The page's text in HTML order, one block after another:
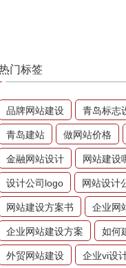
门标签
品牌网站建设 青岛标志
青岛建站 做网站价格
金融网站设计 网站建设
设计公司logo 网站设计
网站建设方案书 企业网
企业网站建设方案 如何
外贸网站建设 企业vi设